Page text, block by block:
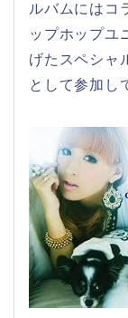
ルバムにはコ
ップホップユ
げたスペシャ
として参加し